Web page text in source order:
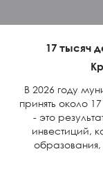
17 тысяч
В 2026 году
принять около
- это
инвестиций,
образования,